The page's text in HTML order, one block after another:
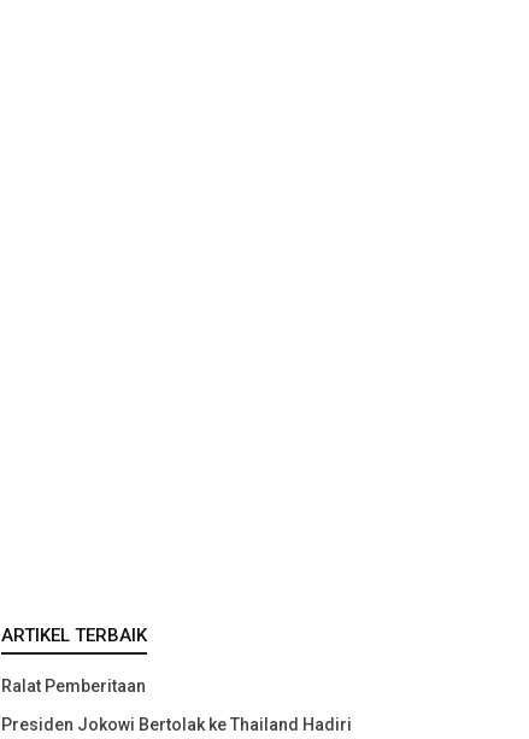
ARTIKEL TERBAIK
Ralat Pemberitaan
Presiden Jokowi Bertolak ke Thailand Hadiri